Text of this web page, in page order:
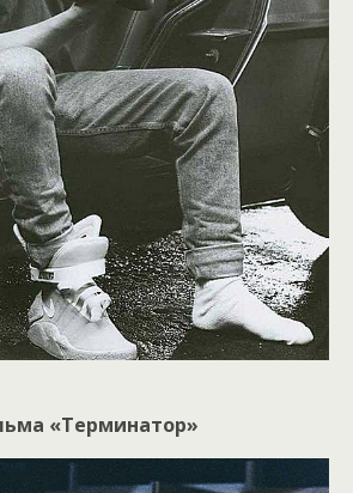
«Терминатор»